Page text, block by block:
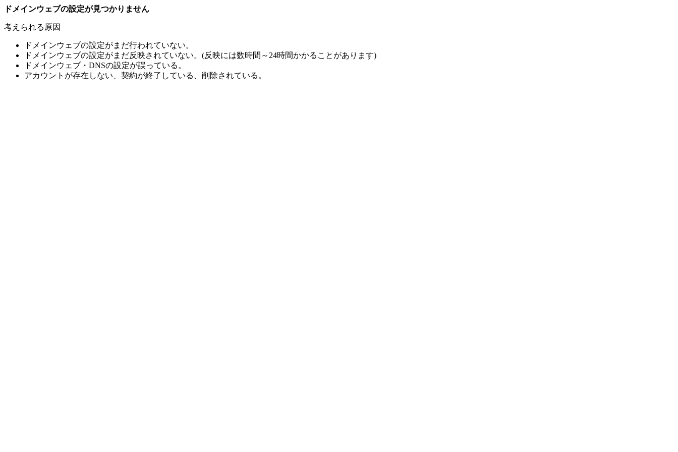
ドメインウェブの設定が見つかりません
考えられる原因
ドメインウェブの設定がまだ行われていない。
ドメインウェブの設定がまだ反映されていない。(反映には数時間～24時間かかることがあります)
ドメインウェブ・DNSの設定が誤っている。
アカウントが存在しない、契約が終了している、削除されている。